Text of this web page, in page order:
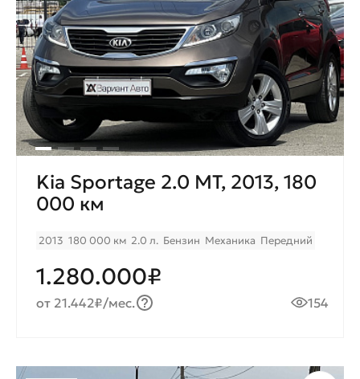
Kia Sportage 2.0 МT, 2013, 180
000 км
2013 180 000 км 2.0 л. Бензин Механика Передний
1.280.000₽
от 21.442₽/мес. 154